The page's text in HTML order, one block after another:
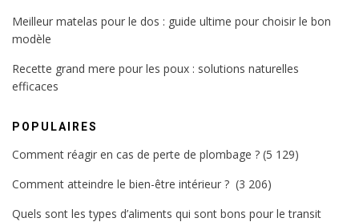
Meilleur matelas pour le dos : guide ultime pour choisir le bon
modèle
Recette grand mere pour les poux : solutions naturelles
efficaces
POPULAIRES
Comment réagir en cas de perte de plombage ? (5 129)
Comment atteindre le bien-être intérieur ? (3 206)
Quels sont les types d’aliments qui sont bons pour le transit